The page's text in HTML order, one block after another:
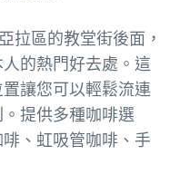
拉區的教堂街後面，
的熱門好去處。這
讓您可以輕鬆流連
提供多種咖啡選
、虹吸管咖啡、手